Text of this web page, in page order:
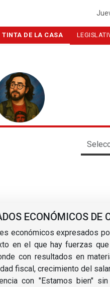
TINTA DE LA CASA
ECONÓMICOS
económicos expresados
en el que hay fuerzas
con resultados en
fiscal, crecimiento del
con "Estamos bien"